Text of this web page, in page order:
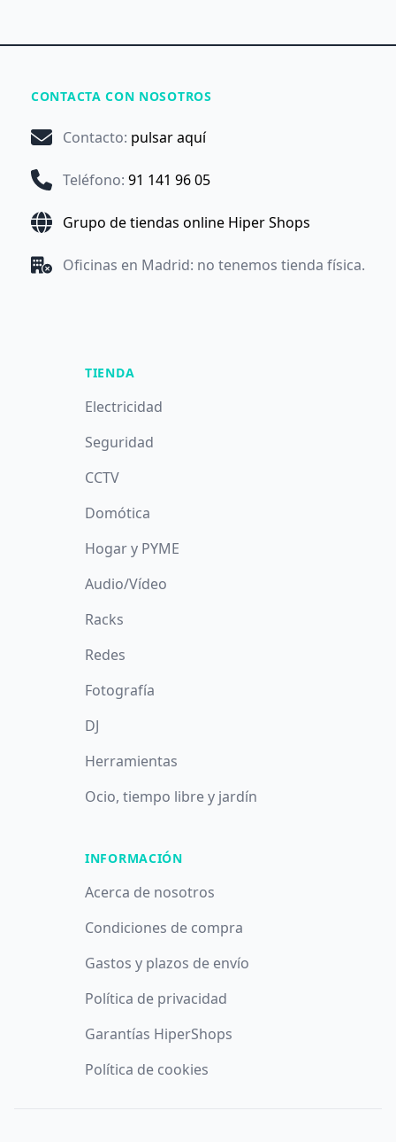
CONTACTA CON NOSOTROS
Contacto: pulsar aquí
Teléfono: 91 141 96 05
Grupo de tiendas online Hiper Shops
Oficinas en Madrid: no tenemos tienda física.
TIENDA
Electricidad
Seguridad
CCTV
Domótica
Hogar y PYME
Audio/Vídeo
Racks
Redes
Fotografía
DJ
Herramientas
Ocio, tiempo libre y jardín
INFORMACIÓN
Acerca de nosotros
Condiciones de compra
Gastos y plazos de envío
Política de privacidad
Garantías HiperShops
Política de cookies